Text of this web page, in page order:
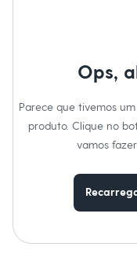
Casacos e Jaquetas
Moda esportiva
Shorts e Saias
Vestidos
Dia dos Pais
Bermudas
Camisas
Ops,
Parece que tivemos
produto. Clique no
vamos